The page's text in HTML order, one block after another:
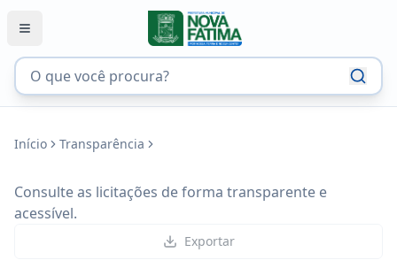
Início Transparência
Consulte as licitações de forma transparente e
acessível.
Exportar